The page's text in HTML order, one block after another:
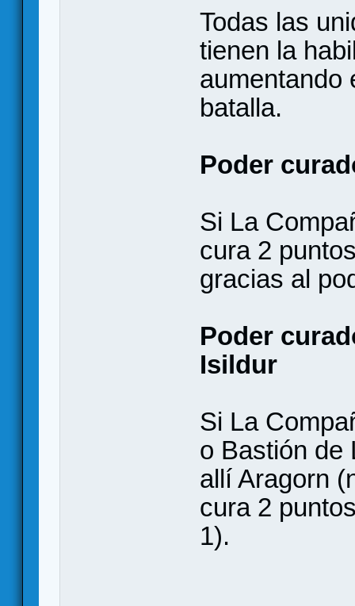
Todas las
tienen la
aumentando
batalla.
Poder
Si La
cura 2
gracias al
Poder
Isildur
Si La
o Bastión de
allí Aragorn
cura 2
1).